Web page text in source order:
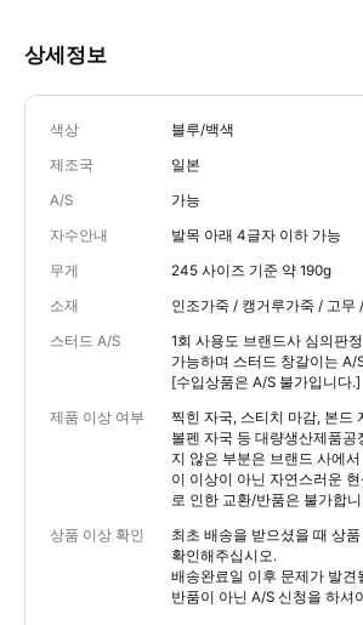
상세정보
색상 블루/백색
제조국 일본
A/S 가능
자수안내 발목 아래 4글자 이하 가능
무게 245 사이즈 기준 약 190g
소재 인조가죽 / 캥거루가죽 / 고무
스터드 A/S
1회 사용도 브랜드사 심의판
가능하며 스터드 창갈이는 A/
[수입상품은 A/S 불가입니다.]
제품 이상 여부
찍힌 자국, 스티치 마감, 본드
볼펜 자국 등 대량생산제품공
지 않은 부분은 브랜드 사에
이 이상이 아닌 자연스러운
로 인한 교환/반품은 불가합
상품 이상 확인
최초 배송을 받으셨을 때 상
확인해주십시오.
배송완료일 이후 문제가 발견
반품이 아닌 A/S 신청을 하셔